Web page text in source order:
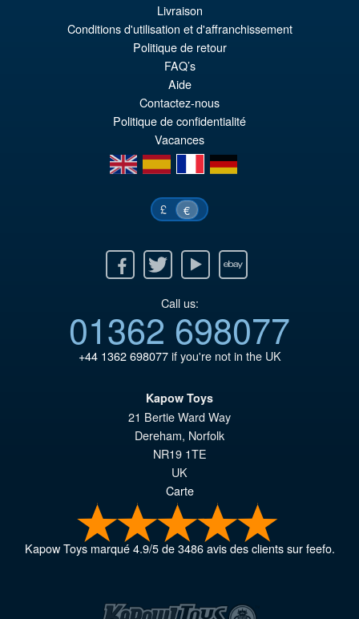
VORBESTELLUNGEN
Livraison
Conditions d'utilisation et d'affranchissement
Politique de retour
FAQ’s
Aide
Contactez-nous
Politique de confidentialité
Vacances
en
es fr de
£ €
Twitter Youtube Ebay
Call us:
01362 698077
+44 1362 698077if you're not in the UK
Kapow Toys
21 Bertie Ward Way
Dereham, Norfolk
NR19 1TE
UK
Carte
Kapow Toysmarqué4.9/5de3486avis des clients sur feefo.